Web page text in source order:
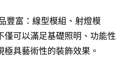
豐富：線型模組、射燈模
僅可以滿足基礎照明、功能性
極具藝術性的裝飾效果。